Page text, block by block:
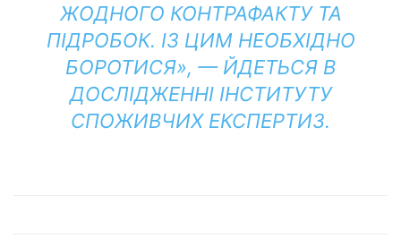
ЖОДНОГО КОНТРАФАКТУ ТА
ПІДРОБОК. ІЗ ЦИМ НЕОБХІДНО
БОРОТИСЯ», — ЙДЕТЬСЯ В
ДОСЛІДЖЕННІ ІНСТИТУТУ
СПОЖИВЧИХ ЕКСПЕРТИЗ.